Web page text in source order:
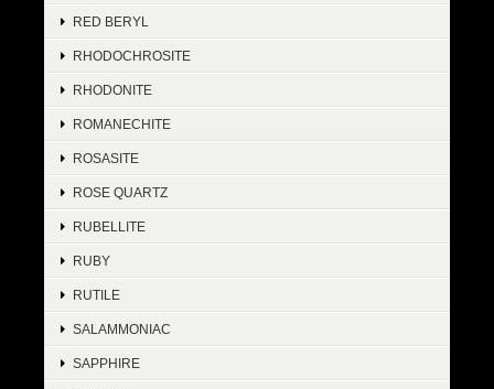
RED BERYL
RHODOCHROSITE
RHODONITE
ROMANECHITE
ROSASITE
ROSE QUARTZ
RUBELLITE
RUBY
RUTILE
SALAMMONIAC
SAPPHIRE